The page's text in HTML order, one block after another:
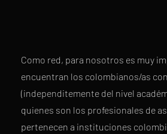
Como red, para nosotros es muy
encuentran los colombianos/as
(independitemente del nivel
quienes son los profesionales de
pertenecen a instituciones